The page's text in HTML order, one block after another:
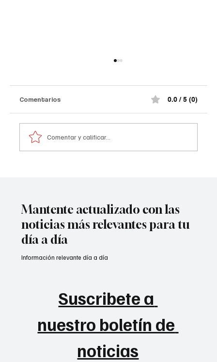
Comediante señalado de acoso
Comentarios 0.0 / 5 (0)
Comentar y calificar...
Mantente actualizado con las
noticias más relevantes para tu
día a día
Suscribete a
nuestro boletín de
noticias
Información relevante día a día